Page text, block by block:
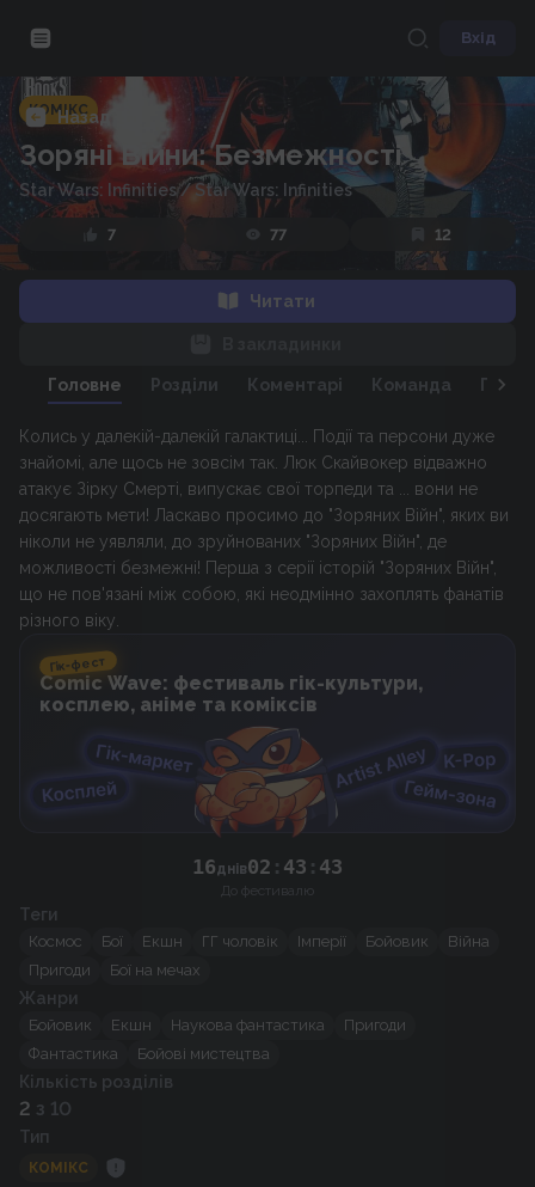
Вхід
Назад
КОМІКС
Зоряні Війни: Безмежності
Star Wars: Infinities / Star Wars: Infinities
7 77 12
Читати
Головне Розділи Коментарі Команда
Колись у далекій-далекій галактиці... Події та персони дуже
знайомі, але щось не зовсім так. Люк Скайвокер відважно
атакує Зірку Смерті, випускає свої торпеди та ... вони не
досягають мети! Ласкаво просимо до "Зоряних Війн", яких ви
ніколи не уявляли, до зруйнованих "Зоряних Війн", де
можливості безмежні! Перша з серії історій "Зоряних Війн",
що не пов'язані між собою, які неодмінно захоплять фанатів
різного віку.
Гік-фест
Comic Wave: фестиваль гік-культури,
косплею, аніме та коміксів
16днів02 : 43 : 42
До фестивалю
Теги
Космос Бої Екшн ГГ чоловік Імперії Бойовик
Війна
Пригоди
Бої на мечах
Жанри
Бойовик Екшн Наукова фантастика
Пригоди
Фантастика
Бойові мистецтва
Кількість розділів
2 з 10
Тип
КОМІКС